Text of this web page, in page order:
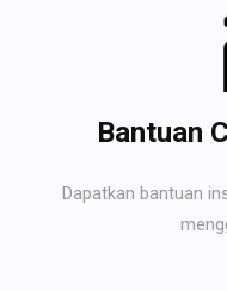
Bantuan
Dapatkan bantuan